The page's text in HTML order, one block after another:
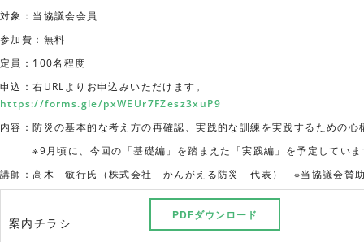
対象：当協議会会員
参加費：無料
定員： 100名程度
申込：右URLよりお申込みいただけます。
https://forms.gle/pxWEUr7FZesz3xuP9
内容：防災の基本的な考え方の再確認、実践的な訓練を実践するための
※9月頃に、今回の「基礎編」を踏まえた「実践編」を予定してい
講師：高木 敏行氏（株式会社 かんがえる防災 代表） ※当協議会賛
案内チラシ
PDFダウンロード